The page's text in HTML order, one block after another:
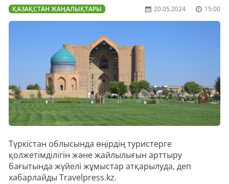
ҚАЗАҚСТАН ЖАҢАЛЫҚТАРЫ 20.05.2024 15:00
Түркістан облысында өңірдің туристерге
қолжетімділігін және жайлылығын арттыру
бағытында жүйелі жұмыстар атқарылуда, деп
хабарлайды Travelpress.kz.